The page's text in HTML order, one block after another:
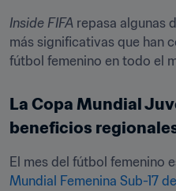
Inside FIFA repasa algunas
más significativas que han
fútbol femenino en todo el
La Copa Mundial
beneficios
El mes del fútbol femenino
Mundial Femenina Sub-17